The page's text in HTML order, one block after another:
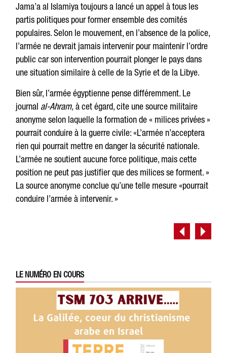
Jama’a al Islamiya toujours a lancé un appel à tous les
partis politiques pour former ensemble des comités
populaires. Selon le mouvement, en l’absence de la police,
l’armée ne devrait jamais intervenir pour maintenir l’ordre
public car son intervention pourrait plonger le pays dans
une situation similaire à celle de la Syrie et de la Libye.
Bien sûr, l’armée égyptienne pense différemment. Le
journal al-Ahram,à cet égard, cite une source militaire
anonyme selon laquelle la formation de « milices privées »
pourrait conduire à la guerre civile: «L’armée n’acceptera
rien qui pourrait mettre en danger la sécurité nationale.
L’armée ne soutient aucune force politique, mais cette
position ne peut pas justifier que des milices se forment. »
La source anonyme conclue qu’une telle mesure «pourrait
conduire l’armée à intervenir. »
LE NUMÉRO EN COURS